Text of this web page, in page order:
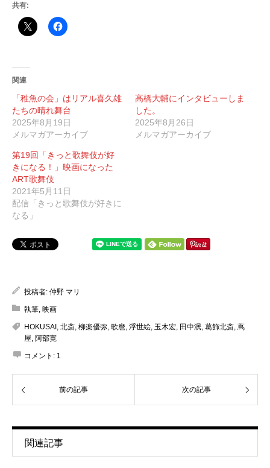
共有:
関連
「稚魚の会」はリアル喜久雄
たちの晴れ舞台
2025年8月19日
メルマガアーカイブ
高橋大輔にインタビューしま
した。
2025年8月26日
メルマガアーカイブ
第19回「きっと歌舞伎が好
きになる！」映画になった
ART歌舞伎
2021年5月11日
配信「きっと歌舞伎が好きに
なる」
投稿者: 仲野 マリ
執筆, 映画
HOKUSAI, 北斎, 柳楽優弥, 歌麿, 浮世絵, 玉木宏, 田中泯, 葛飾北斎, 蔦
屋, 阿部寛
コメント: 1
前の記事 次の記事
関連記事